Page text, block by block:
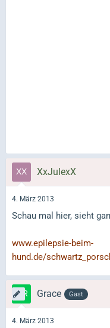
XxJulexX
4. März 2013
Schau mal hier, sieht
www.epilepsie-beim-
hund.de/
Grace Gast
4. März 2013